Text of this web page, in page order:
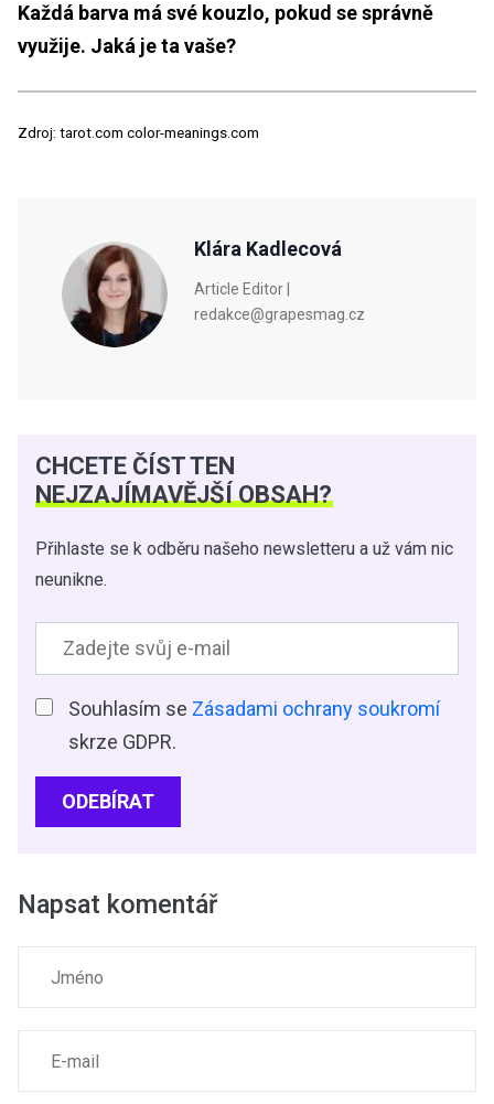
Každá barva má své kouzlo, pokud se správně
využije. Jaká je ta vaše?
Zdroj: tarot.com color-meanings.com
Klára Kadlecová
Article Editor |
redakce@grapesmag.cz
CHCETE ČÍST TEN
NEJZAJÍMAVĚJŠÍ OBSAH?
Přihlaste se k odběru našeho newsletteru a už vám nic
neunikne.
Souhlasím se Zásadami ochrany soukromí
skrze GDPR.
ODEBÍRAT
Napsat komentář